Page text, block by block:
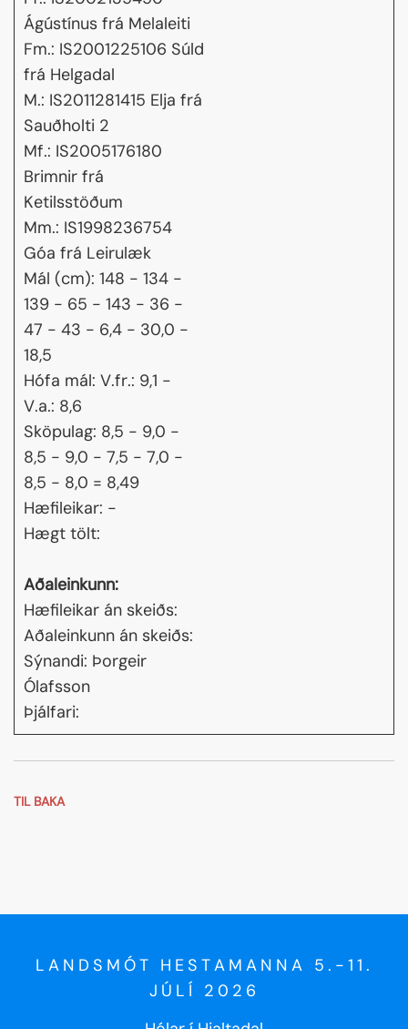
Ágústínus frá Melaleiti
Fm.: IS2001225106 Súld
frá Helgadal
M.: IS2011281415 Elja frá
Sauðholti 2
Mf.: IS2005176180
Brimnir frá
Ketilsstöðum
Mm.: IS1998236754
Góa frá Leirulæk
Mál (cm): 148 - 134 -
139 - 65 - 143 - 36 -
47 - 43 - 6,4 - 30,0 -
18,5
Hófa mál: V.fr.: 9,1 -
V.a.: 8,6
Sköpulag: 8,5 - 9,0 -
8,5 - 9,0 - 7,5 - 7,0 -
8,5 - 8,0 = 8,49
Hæfileikar: -
Hægt tölt:
Aðaleinkunn:
Hæfileikar án skeiðs:
Aðaleinkunn án skeiðs:
Sýnandi: Þorgeir
Ólafsson
Þjálfari:
TIL BAKA
LANDSMÓT HESTAMANNA 5.-11.
JÚLÍ 2026